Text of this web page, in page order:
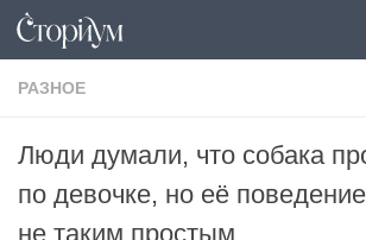
Под записью
РАЗНОЕ
Люди думали, что собака
по девочке, но её
не таким простым